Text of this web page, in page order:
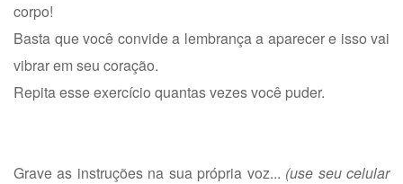
corpo!
Basta que você convide a lembrança a aparecer e isso vai
vibrar em seu coração.
Repita esse exercício quantas vezes você puder.
Grave as instruções na sua própria voz... (use seu celular